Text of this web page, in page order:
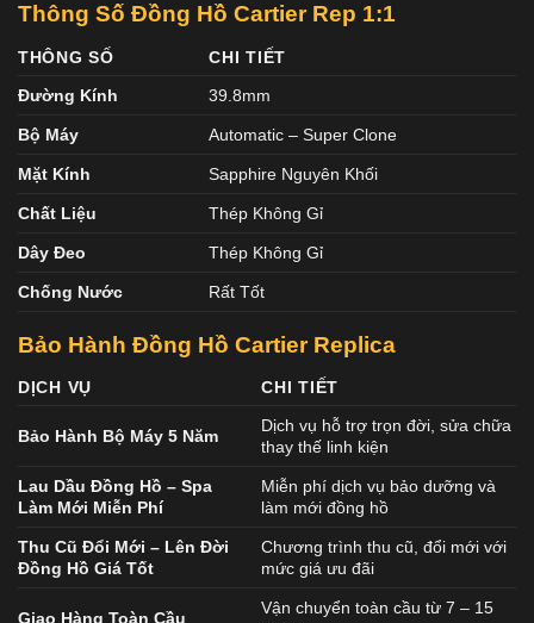
Thông Số Đồng Hồ Cartier Rep 1:1
THÔNG SỐ
CHI TIẾT
Đường Kính
39.8mm
Bộ Máy Automatic – Super Clone
Mặt Kính Sapphire Nguyên Khối
Chất Liệu Thép Không Gỉ
Dây Đeo Thép Không Gỉ
Chống Nước Rất Tốt
Bảo Hành Đồng Hồ Cartier Replica
DỊCH VỤ CHI TIẾT
Bảo Hành Bộ Máy 5 Năm
Dịch vụ hỗ trợ trọn đời, sửa chữa
thay thế linh kiện
Lau Dầu Đồng Hồ – Spa
Làm Mới Miễn Phí
Miễn phí dịch vụ bảo dưỡng và
làm mới đồng hồ
Thu Cũ Đổi Mới – Lên Đời
Đồng Hồ Giá Tốt
Chương trình thu cũ, đổi mới với
mức giá ưu đãi
Giao Hàng Toàn Cầu
Vận chuyển toàn cầu từ 7 – 15